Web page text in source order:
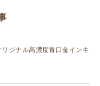
ジナル高濃度青口金インキ